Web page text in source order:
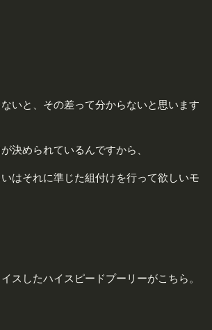
いと、その差って分からないと思います
決められているんですから、
はそれに準じた組付けを行って欲しいモ
スしたハイスピードプーリーがこちら。